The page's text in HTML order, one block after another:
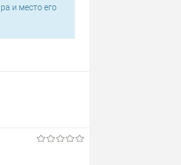
и место его